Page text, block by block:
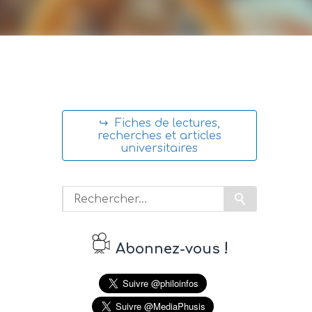
↪ Fiches de lectures,
recherches et articles
universitaires
Abonnez-vous !